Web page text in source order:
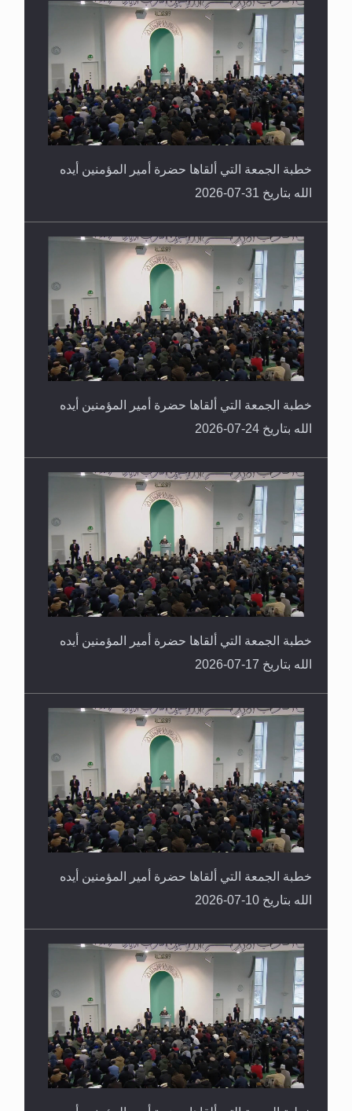
القرآن قاضٍ وحكمٌ على السنة ومهيمنٌ عليها.. ليس
العكس
خطبة الجمعة التي ألقاها حضرة أمير المؤمنين أيده
الله بتاريخ 31-07-2026
خطبة الجمعة التي ألقاها حضرة أمير المؤمنين أيده
الله بتاريخ 24-07-2026
خطبة الجمعة التي ألقاها حضرة أمير المؤمنين أيده
الله بتاريخ 17-07-2026
خطبة الجمعة التي ألقاها حضرة أمير المؤمنين أيده
الله بتاريخ 10-07-2026